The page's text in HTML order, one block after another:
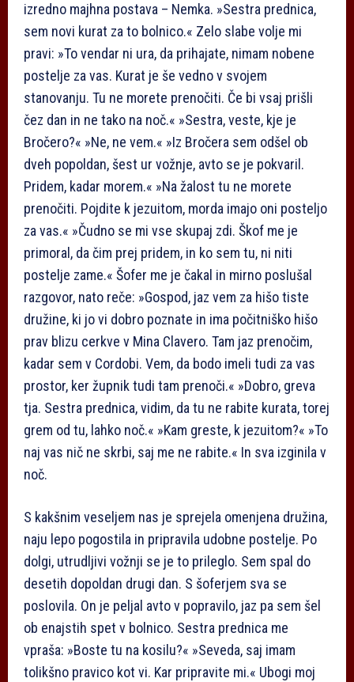
izredno majhna postava – Nemka. »Sestra prednica,
sem novi kurat za to bolnico.« Zelo slabe volje mi
pravi: »To vendar ni ura, da prihajate, nimam nobene
postelje za vas. Kurat je še vedno v svojem
stanovanju. Tu ne morete prenočiti. Če bi vsaj prišli
čez dan in ne tako na noč.« »Sestra, veste, kje je
Bročero?« »Ne, ne vem.« »Iz Bročera sem odšel ob
dveh popoldan, šest ur vožnje, avto se je pokvaril.
Pridem, kadar morem.« »Na žalost tu ne morete
prenočiti. Pojdite k jezuitom, morda imajo oni posteljo
za vas.« »Čudno se mi vse skupaj zdi. Škof me je
primoral, da čim prej pridem, in ko sem tu, ni niti
postelje zame.« Šofer me je čakal in mirno poslušal
razgovor, nato reče: »Gospod, jaz vem za hišo tiste
družine, ki jo vi dobro poznate in ima počitniško hišo
prav blizu cerkve v Mina Clavero. Tam jaz prenočim,
kadar sem v Cordobi. Vem, da bodo imeli tudi za vas
prostor, ker župnik tudi tam prenoči.« »Dobro, greva
tja. Sestra prednica, vidim, da tu ne rabite kurata, torej
grem od tu, lahko noč.« »Kam greste, k jezuitom?« »To
naj vas nič ne skrbi, saj me ne rabite.« In sva izginila v
noč.
S kakšnim veseljem nas je sprejela omenjena družina,
naju lepo pogostila in pripravila udobne postelje. Po
dolgi, utrudljivi vožnji se je to prileglo. Sem spal do
desetih dopoldan drugi dan. S šoferjem sva se
poslovila. On je peljal avto v popravilo, jaz pa sem šel
ob enajstih spet v bolnico. Sestra prednica me
vpraša: »Boste tu na kosilu?« »Seveda, saj imam
tolikšno pravico kot vi. Kar pripravite mi.« Ubogi moj